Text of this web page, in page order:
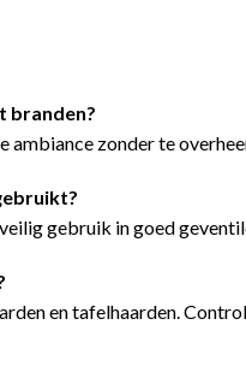
branden?
ambiance zonder te
gebruik in goed
en tafelhaarden.